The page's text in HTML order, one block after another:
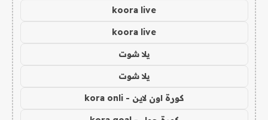
koora live
koora live
يلا شوت
يلا شوت
كورة اون لاين - kora onli